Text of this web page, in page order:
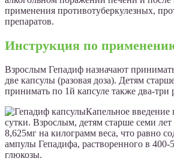
применения противотуберкулезных,
препаратов.
Инструкция по
Взрослым Гепадиф назначают
две капсулы (разовая доза). Детям
принимать по 1й капсуле также два-три
Капельное введение
сутки. Взрослым, детям старше семи лет
8,625мг на килограмм веса, что равно
ампулы Гепадифа, растворенного в 400-
глюкозы.